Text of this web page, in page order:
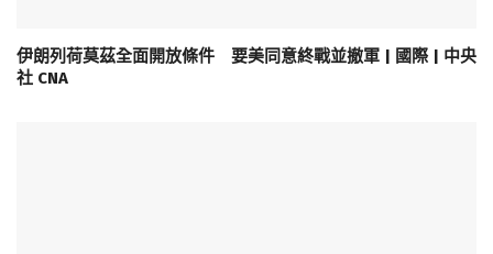
伊朗列荷莫茲全面開放條件 要美同意終戰並撤軍 | 國際 | 中央
社 CNA